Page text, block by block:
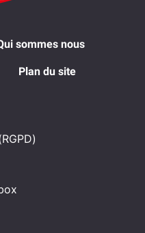
sommes nous
Plan du site